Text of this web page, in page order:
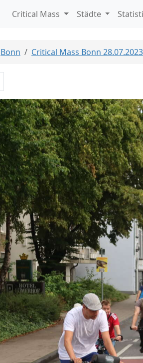
Critical Mass Städte
Bonn Critical Mass Bonn 28.07.2023